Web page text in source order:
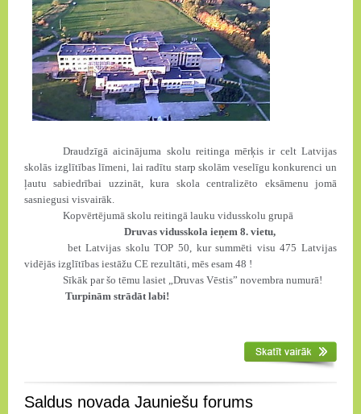
Draudzīgā aicinājuma skolu reitinga mērķis ir celt Latvijas
skolās izglītības līmeni, lai radītu starp skolām veselīgu konkurenci un
ļautu sabiedrībai uzzināt, kura skola centralizēto eksāmenu jomā
sasniegusi visvairāk.
Kopvērtējumā skolu reitingā lauku vidusskolu grupā
Druvas vidusskola ieņem 8. vietu,
bet Latvijas skolu TOP 50, kur summēti visu 475 Latvijas
vidējās izglītības iestāžu CE rezultāti, mēs esam 48 !
Sīkāk par šo tēmu lasiet „Druvas Vēstis” novembra numurā!
Turpinām strādāt labi!
Saldus novada Jauniešu forums